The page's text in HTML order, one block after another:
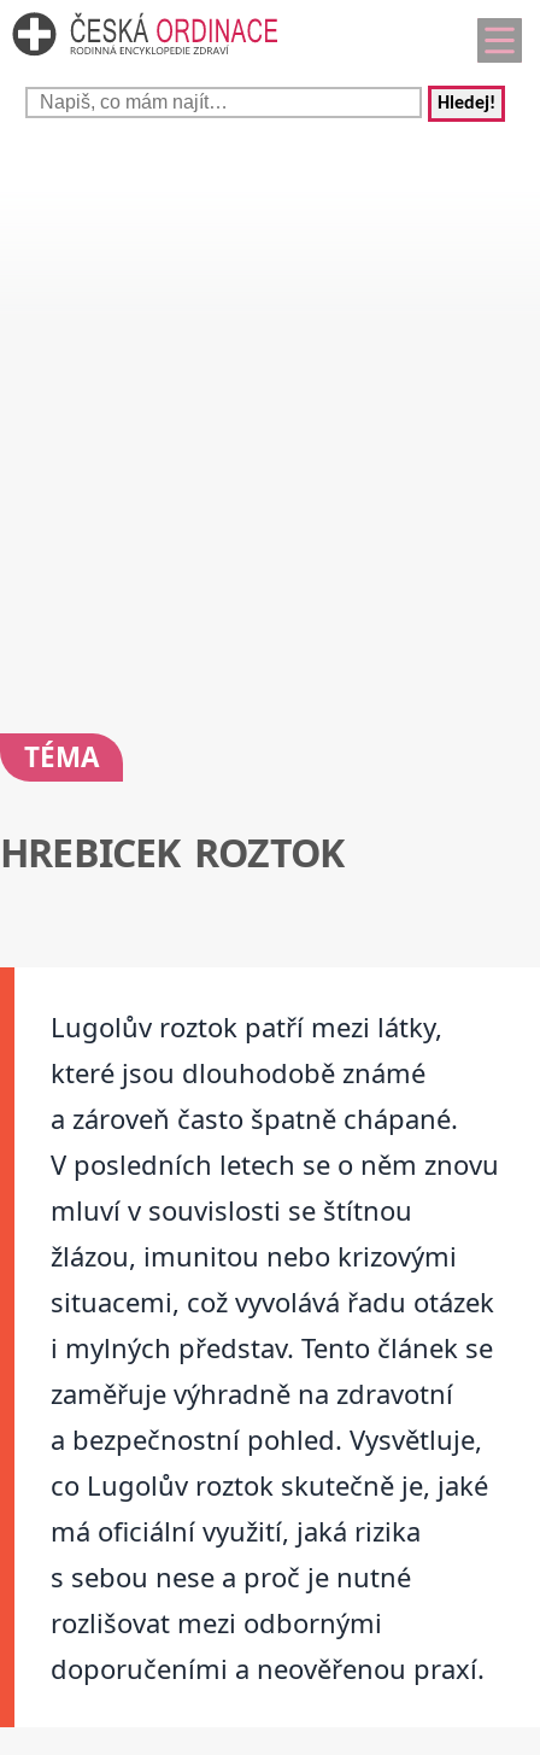
Hledej!
TÉMA
HREBICEK ROZTOK
Lugolův roztok patří mezi látky,
které jsou dlouhodobě známé
a zároveň často špatně chápané.
V posledních letech se o něm znovu
mluví v souvislosti se štítnou
žlázou, imunitou nebo krizovými
situacemi, což vyvolává řadu otázek
i mylných představ. Tento článek se
zaměřuje výhradně na zdravotní
a bezpečnostní pohled. Vysvětluje,
co Lugolův roztok skutečně je, jaké
má oficiální využití, jaká rizika
s sebou nese a proč je nutné
rozlišovat mezi odbornými
doporučeními a neověřenou praxí.